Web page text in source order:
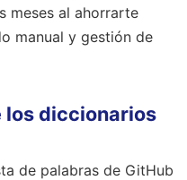
meses al ahorrarte
manual y gestión de
los diccionarios
de palabras de GitHub